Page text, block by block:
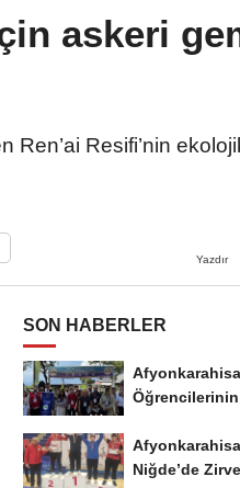
askeri
Ren’ai Resifi’nin
Yazdır
SON HABERLER
Niğde’de